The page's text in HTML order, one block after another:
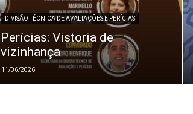
DIVISÃO TÉCNICA DE AVALIAÇÕES E PERÍCIAS
Perícias: Vistoria de
vizinhança
11/06/2026